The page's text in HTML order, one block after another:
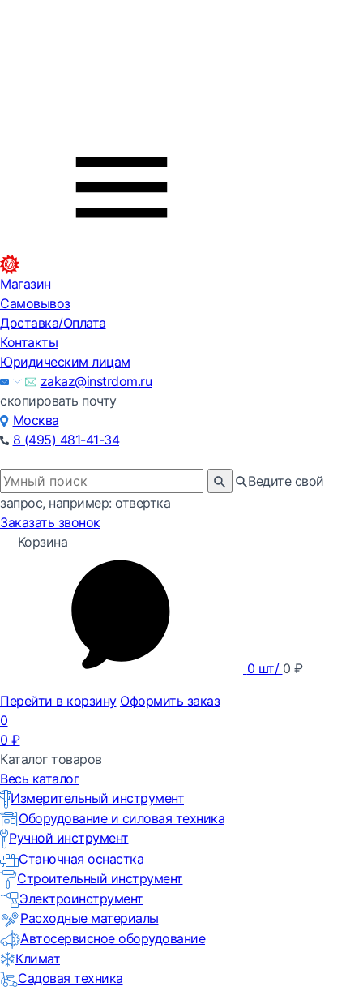
Магазин
Самовывоз
Доставка/Оплата
Контакты
Юридическим лицам
zakaz@instrdom.ru
скопировать почту
Москва
8 (495) 481-41-34
Ведите свой
запрос, например: отвертка
Заказать звонок
Корзина
0 шт/ 0 ₽
Перейти в корзину Оформить заказ
0
0 ₽
Каталог товаров
Весь каталог
Измерительный инструмент
Оборудование и силовая техника
Ручной инструмент
Станочная оснастка
Строительный инструмент
Электроинструмент
Расходные материалы
Автосервисное оборудование
Климат
Садовая техника